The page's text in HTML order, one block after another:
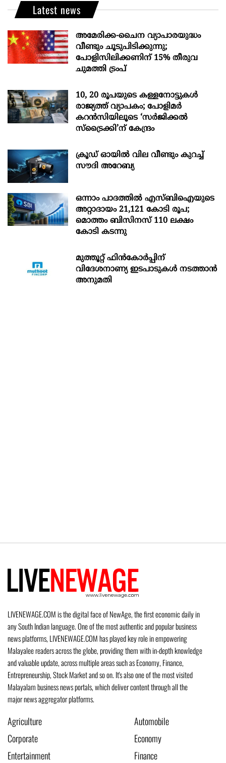
Latest news
അമേരിക്ക-ചൈന വ്യാപാരയുദ്ധം
വീണ്ടും ചൂടുപിടിക്കുന്നു;
പോളിസിലിക്കണിന് 15% തീരുവ
ചുമത്തി ട്രംപ്
10, 20 രൂപയുടെ കള്ളനോട്ടുകൾ
രാജ്യത്ത് വ്യാപകം; പോളിമർ
കറൻസിയിലൂടെ ‘സർജിക്കൽ
സ്ട്രെെക്കി’ന് കേന്ദ്രം
ക്രൂഡ് ഓയിൽ വില വീണ്ടും കുറച്ച്
സൗദി അറേബ്യ
ഒന്നാം പാദത്തിൽ എസ്ബിഐയുടെ
അറ്റാദായം 21,121 കോടി രൂപ;
മൊത്തം ബിസിനസ് 110 ലക്ഷം
കോടി കടന്നു
മുത്തൂറ്റ് ഫിൻകോർപ്പിന്
വിദേശനാണ്യ ഇടപാടുകൾ നടത്താൻ
അനുമതി
LIVENEWAGE.COM is the digital face of NewAge, the first economic daily in
any South Indian language. One of the most authentic and popular business
news platforms, LIVENEWAGE.COM has played key role in empowering
Malayalee readers across the globe, providing them with in-depth knowledge
and valuable update, across multiple areas such as Economy, Finance,
Entrepreneurship, Stock Market and so on. It's also one of the most visited
Malayalam business news portals, which deliver content through all the
major news aggregator platforms.
Agriculture
Automobile
Corporate
Economy
Entertainment
Finance